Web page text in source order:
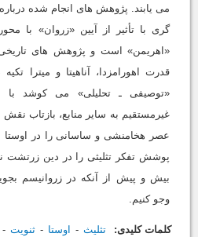
می یابند. پژوهش های انجام شده
گری با تأثیر از آیین «زروان» با
«اهریمن» است و پژوهش های
قدرت اهورامزدا، آناهیتا و میترا
«توصیفی ـ تحلیلی» می کوشد با
غیرمستقیم به سایر منابع، بازتاب نقش
عصر هخامنشی و ساسانی را در
پوشش تفکر تثلیثی را در دین زرتشت
بیش و پیش از آنکه در زروانیسم
وجو کنیم.
کلمات کلیدی: تثلیث اوستا ثنویت